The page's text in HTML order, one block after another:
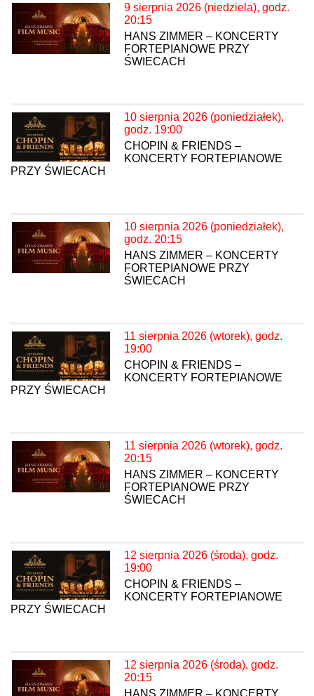
9 sierpnia 2026 (niedziela), godz.
20:15
HANS ZIMMER – KONCERTY
FORTEPIANOWE PRZY
ŚWIECACH
10 sierpnia 2026 (poniedziałek),
godz. 19:00
CHOPIN & FRIENDS –
KONCERTY FORTEPIANOWE
PRZY ŚWIECACH
10 sierpnia 2026 (poniedziałek),
godz. 20:15
HANS ZIMMER – KONCERTY
FORTEPIANOWE PRZY
ŚWIECACH
11 sierpnia 2026 (wtorek), godz.
19:00
CHOPIN & FRIENDS –
KONCERTY FORTEPIANOWE
PRZY ŚWIECACH
11 sierpnia 2026 (wtorek), godz.
20:15
HANS ZIMMER – KONCERTY
FORTEPIANOWE PRZY
ŚWIECACH
12 sierpnia 2026 (środa), godz.
19:00
CHOPIN & FRIENDS –
KONCERTY FORTEPIANOWE
PRZY ŚWIECACH
12 sierpnia 2026 (środa), godz.
20:15